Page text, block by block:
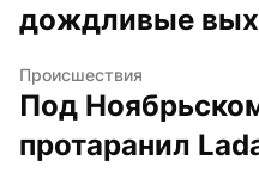
дождливые
Происшествия
Под
протаранил